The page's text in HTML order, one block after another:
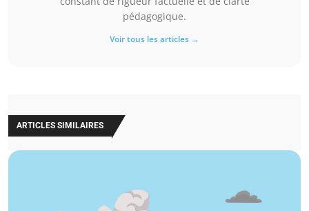
pédagogique.
Voir tous les articles →
ARTICLES SIMILAIRES